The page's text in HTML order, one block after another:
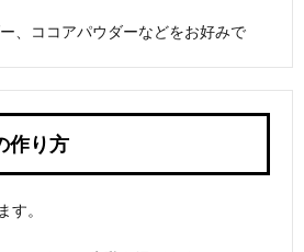
、ココアパウダーなどをお好みで
作り方
す。